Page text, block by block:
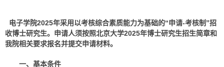
电子学院2025年采用以考核综合素质能力为基础的“申请-考核制”招
收博士研究生。申请人须按照北京大学2025年博士研究生招生简章和
我院相关要求报名并提交申请材料。
一、基本条件